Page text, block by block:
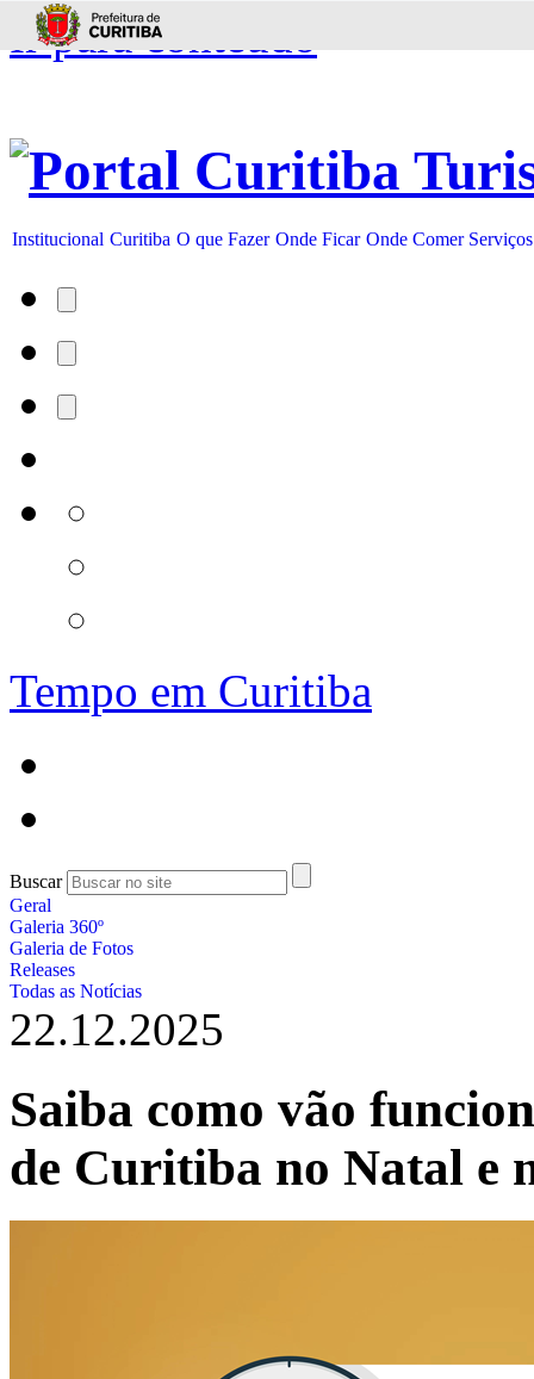
Ir para conteúdo
Institucional Curitiba O que Fazer Onde Ficar Onde Comer Serviços
Tempo em Curitiba
Buscar
Geral
Galeria 360º
Galeria de Fotos
Releases
Todas as Notícias
22.12.2025
Saiba como vão
de Curitiba no Natal e